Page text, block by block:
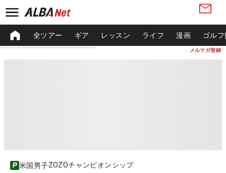
メルマガ登録
全ツアー ギア レッスン ライフ 漫画 ゴル
米国男子ZOZOチャンピオンシップ